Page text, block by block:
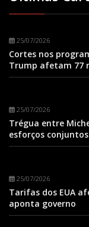
25/07/2026
Cortes nos
Trump afetam 77
25/07/2026
Trégua entre
esforços
25/07/2026
Tarifas dos EUA
aponta governo